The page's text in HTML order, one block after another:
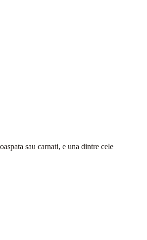
sau carnati, e una dintre cele